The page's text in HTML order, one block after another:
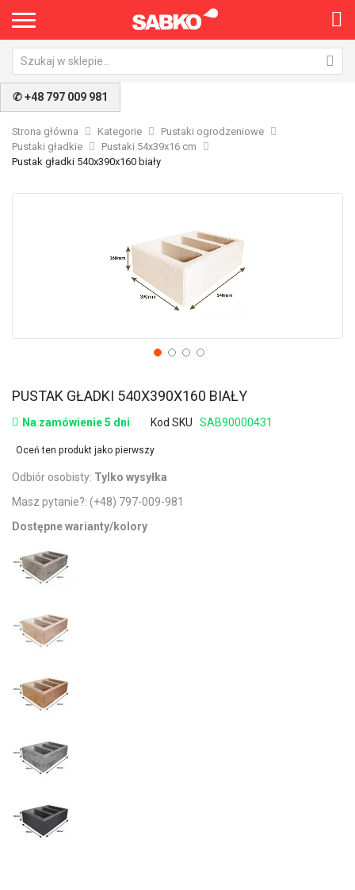
✆ +48 797 009 981
Strona główna Kategorie
Pustaki ogrodzeniowe
Pustaki gładkie
Pustaki 54x39x16 cm
Pustak gładki 540x390x160 biały
PUSTAK GŁADKI 540X390X160 BIAŁY
Na zamówienie 5 dni Kod SKU SAB90000431
Oceń ten produkt jako pierwszy
Odbiór osobisty: Tylko wysyłka
Masz pytanie?: (+48) 797-009-981
Dostępne warianty/kolory